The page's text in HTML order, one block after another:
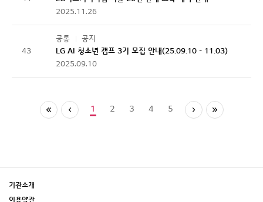
2025.11.26
43
공통
공지
LG AI 청소년 캠프 3기 모집 안내(25.09.10 - 11.03)
2025.09.10
1 2 3 4 5
기관소개
이용약관